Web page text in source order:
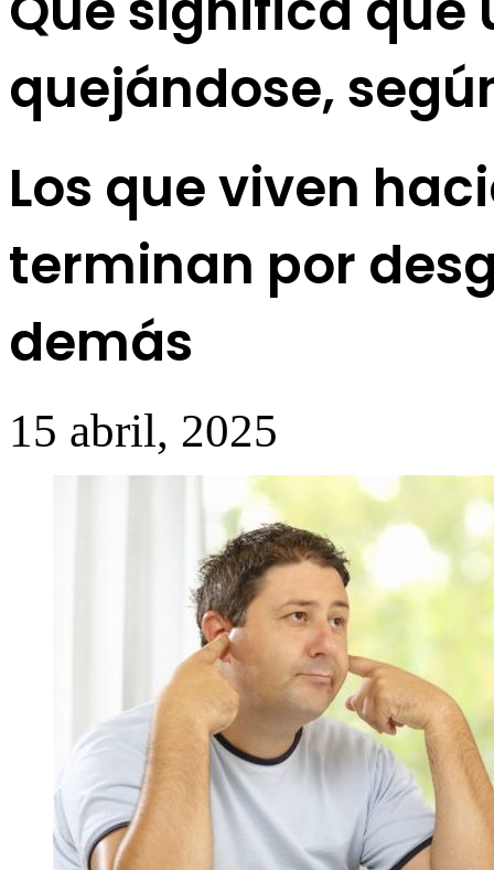
quejándose,
Los que viven
terminan por
demás
15 abril, 2025